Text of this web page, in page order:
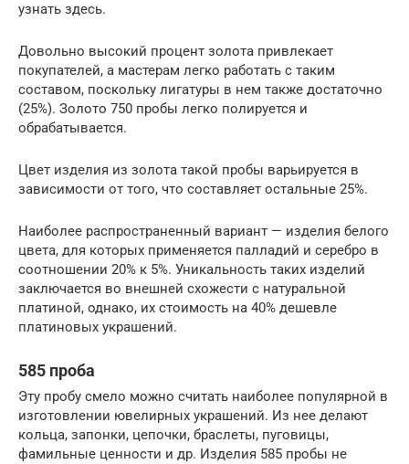
узнать здесь.
Довольно высокий процент золота привлекает
покупателей, а мастерам легко работать с таким
составом, поскольку лигатуры в нем также достаточно
(25%). Золото 750 пробы легко полируется и
обрабатывается.
Цвет изделия из золота такой пробы варьируется в
зависимости от того, что составляет остальные 25%.
Наиболее распространенный вариант — изделия белого
цвета, для которых применяется палладий и серебро в
соотношении 20% к 5%. Уникальность таких изделий
заключается во внешней схожести с натуральной
платиной, однако, их стоимость на 40% дешевле
платиновых украшений.
585 проба
Эту пробу смело можно считать наиболее популярной в
изготовлении ювелирных украшений. Из нее делают
кольца, запонки, цепочки, браслеты, пуговицы,
фамильные ценности и др. Изделия 585 пробы не